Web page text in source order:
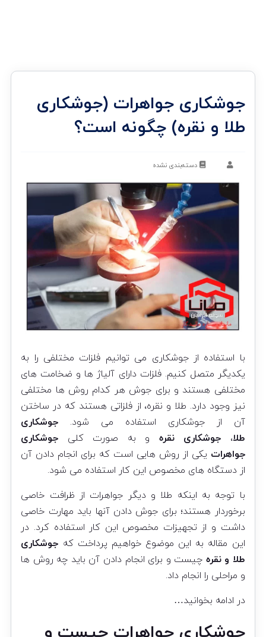
جوشکاری جواهرات (جوشکاری
طلا و نقره) چگونه است؟
دسته‌بندی نشده
با استفاده از جوشکاری می توانیم فلزات مختلفی را به
یکدیگر متصل کنیم. فلزات دارای آلیاژ ها و ضخامت های
مختلفی هستند و برای جوش هر کدام روش ها مختلفی
نیز وجود دارد. طلا و نقره، از فلزاتی هستند که در ساختن
آن از جوشکاری استفاده می شود. جوشکاری
طلا، جوشکاری نقره و به صورت کلی جوشکاری
جواهرات یکی از روش هایی است که برای انجام دادن آن
از دستگاه های مخصوص این کار استفاده می شود.
با توجه به اینکه طلا و دیگر جواهرات از ظرافت خاصی
برخوردار هستند؛ برای جوش دادن آنها باید مهارت خاصی
داشت و از تجهیزات مخصوص این کار استفاده کرد. در
این مقاله به این موضوع خواهیم پرداخت که جوشکاری
طلا و نقره چیست و برای انجام دادن آن باید چه روش ها
و مراحلی را انجام داد.
در ادامه بخوانید…